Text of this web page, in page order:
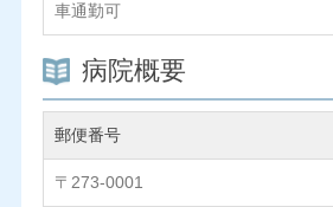
車通勤可
病院概要
郵便番号
〒273-0001